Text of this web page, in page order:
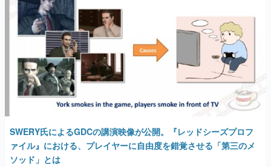
SWERY氏によるGDCの講演映像が公開。『レッドシーズプロフ
ァイル』における、プレイヤーに自由度を錯覚させる「第三のメ
ソッド」とは